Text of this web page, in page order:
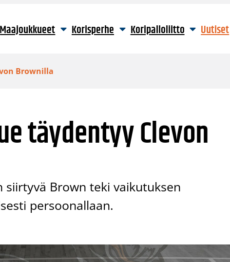
Maajoukkueet Korisperhe Koripalloliitto Uutiset
Brownilla
täydentyy Clevon
siirtyvä Brown teki vaikutuksen
persoonallaan.